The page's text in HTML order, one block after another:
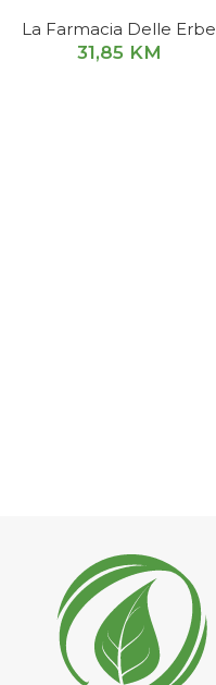
La Farmacia Delle Erbe
31,85 KM